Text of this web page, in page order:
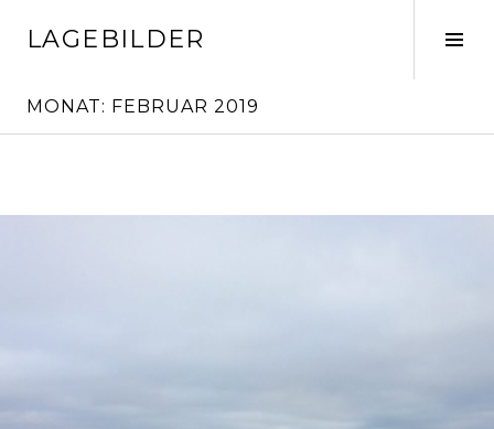
LAGEBILDER
MONAT: FEBRUAR 2019